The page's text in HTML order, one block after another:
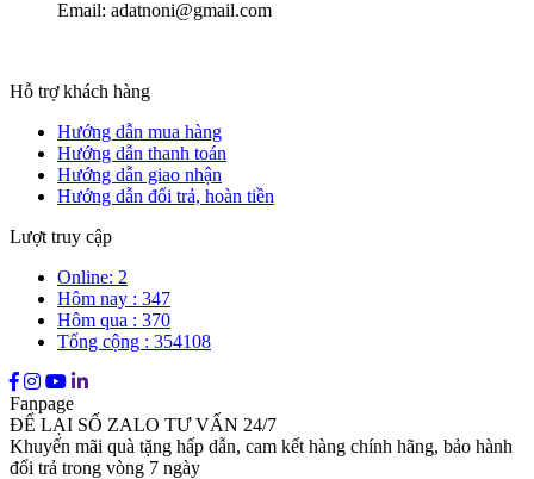
Email: adatnoni@gmail.com
Hỗ trợ khách hàng
Hướng dẫn mua hàng
Hướng dẫn thanh toán
Hướng dẫn giao nhận
Hướng dẫn đổi trả, hoàn tiền
Lượt truy cập
Online: 2
Hôm nay : 347
Hôm qua : 370
Tổng cộng : 354108
Fanpage
ĐỂ LẠI SỐ ZALO TƯ VẤN 24/7
Khuyến mãi quà tặng hấp dẫn, cam kết hàng chính hãng, bảo hành
đổi trả trong vòng 7 ngày